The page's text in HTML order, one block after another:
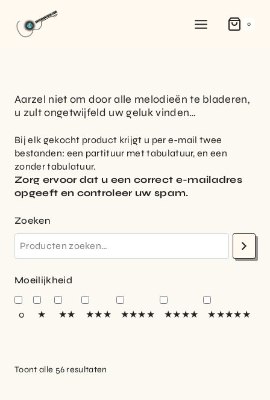
0
Toont alle 56 resultaten
Aarzel niet om door alle melodieën te bladeren,
u zult ongetwijfeld uw geluk vinden…
Bij elk gekocht product krijgt u per e-mail twee
bestanden: een partituur met tabulatuur, en een
zonder tabulatuur.
Zorg ervoor dat u een correct e-mailadres
opgeeft en controleer uw spam.
Zoeken
Moeilijkheid
0 ★ ★★ ★★★ ★★★★ ★★★★ ★★★★★